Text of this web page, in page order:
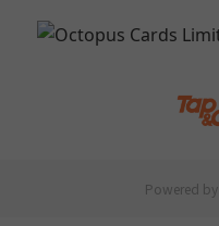
Powered by